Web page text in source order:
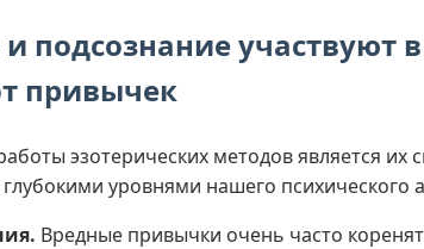
подсознание участвуют
привычек
эзотерических методов является их
уровнями нашего психического
Вредные привычки очень часто